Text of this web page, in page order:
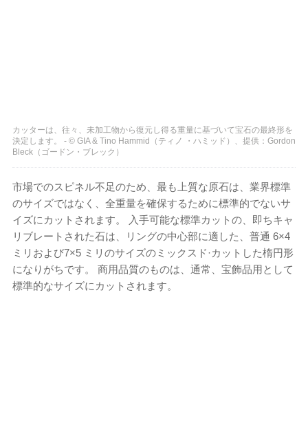
カッターは、往々、未加工物から復元し得る重量に基づいて宝石の最終形を
決定します。 - © GIA & Tino Hammid（ティノ ・ハミッド）、提供：Gordon
Bleck（ゴードン・ブレック）
市場でのスピネル不足のため、最も上質な原石は、業界標準
のサイズではなく、全重量を確保するために標準的でないサ
イズにカットされます。 入手可能な標準カットの、即ちキャ
リブレートされた石は、リングの中心部に適した、普通 6×4
ミリおよび7×5 ミリのサイズのミックスド·カットした楕円形
になりがちです。 商用品質のものは、通常、宝飾品用として
標準的なサイズにカットされます。